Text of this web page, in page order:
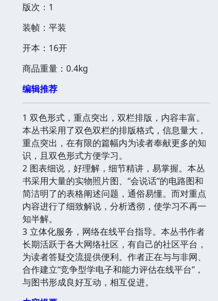
版次：1
装帧：平装
开本：16开
商品重量：0.4kg
编辑推荐
1 双色形式，重点突出，双栏排版，内容丰富。
本丛书采用了双色双栏的排版格式，信息量大，
重点突出，在有限的篇幅内为读者奉献更多的知
识，且双色形式方便学习。
2 图表细说，好理解，细节精讲，易掌握。本丛
书采用大量的实物照片图、“会说话”的电路图和
简洁明了的表格阐述问题，通俗易懂。而对重点
内容进行了细致解说，分析透彻，使学习不再一
知半解。
3 立体化服务，网络在线平台指导。本丛书作者
长期活跃于各大网络社区，有自己的社区平台，
为读者答疑交流提供便利。作者正在与与非网、
合作建立“竞争型学电子和能力评估在线平台”，
与图书形成良好互动，相互促进。